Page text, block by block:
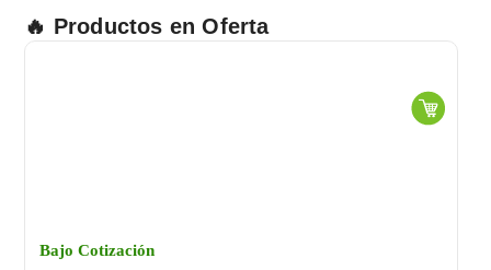
🔥 Productos en Oferta
Bajo Cotización